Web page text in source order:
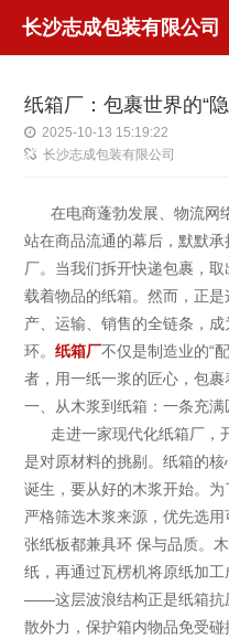
长沙志成包装有限公司
纸箱厂：包裹世界的“
2025-10-13 15:19:22
长沙志成包装有限公司
在电商蓬勃发展、物流网
站在商品流通的幕后，默默
厂。当我们拆开快递包裹，
载着物品的纸箱。然而，正
产、运输、销售的全链条，
环。纸箱厂不仅是制造业的“
者，用一纸一浆的匠心，包裹
一、从木浆到纸箱：一条充
走进一家现代化纸箱厂，
是对原材料的挑剔。纸箱的
诞生，要从好的木浆开始。
严格筛选木浆来源，优先选
张纸板都兼具环 保与品质。
纸，再通过瓦楞机将原纸加
——这层波浪结构正是纸箱抗
散外力，保护箱内物品免受碰